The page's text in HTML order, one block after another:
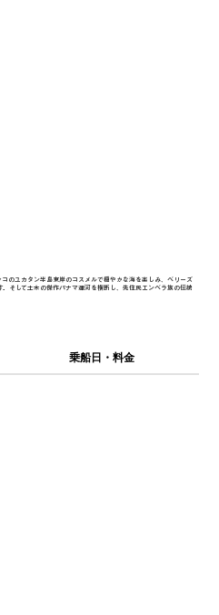
のユカタン半島東岸のコスメルで穏やかな海を楽しみ、ベリーズ
そして土木の傑作パナマ運河を横断し、先住民エンベラ族の伝統
乗船日・料金